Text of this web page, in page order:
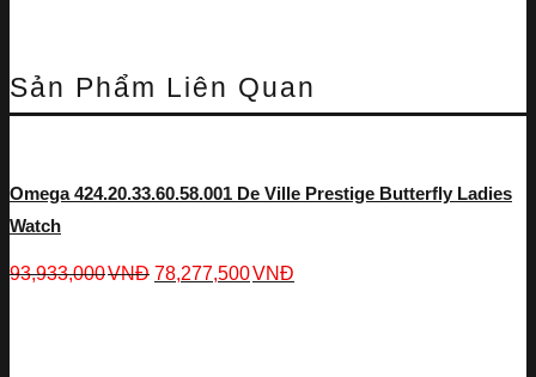
Sản Phẩm Liên Quan
Omega 424.20.33.60.58.001 De Ville Prestige Butterfly Ladies
Watch
93,933,000VNĐ 78,277,500VNĐ